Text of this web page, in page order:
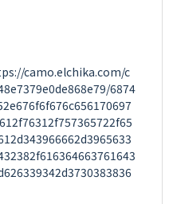
camo.elchika.com/c
6874